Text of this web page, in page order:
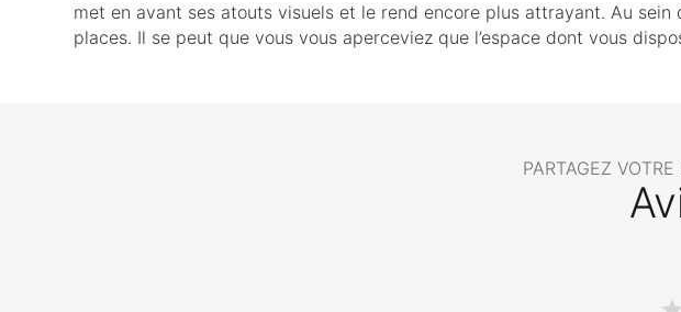
met en avant ses atouts visuels et le rend encore plus attrayant. Au
places. Il se peut que vous vous aperceviez que l’espace dont vous
PARTAGEZ